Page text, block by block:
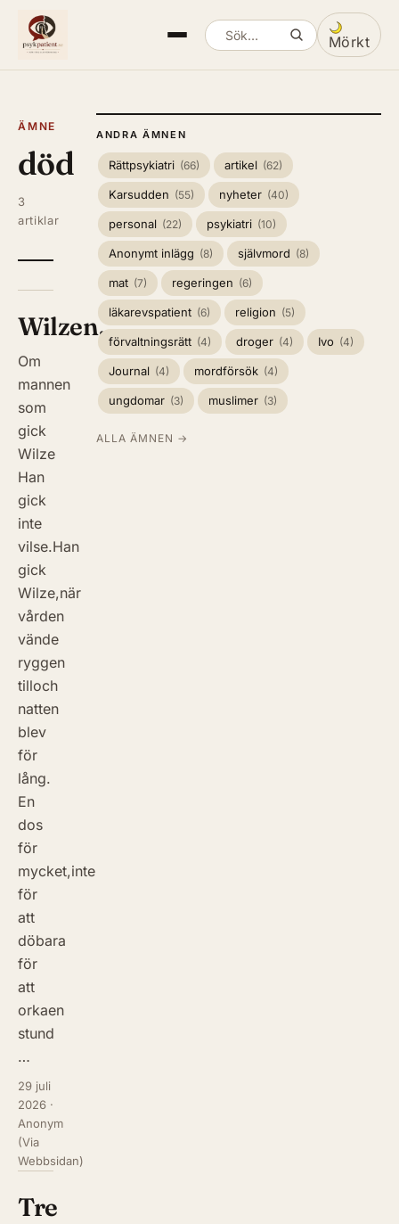
Sök artiklar Mörkt
Växla
ÄMNE
död
3
artiklar
Wilzen…
Om
mannen
som
gick
Wilze
Han
gick
inte
vilse.Han
gick
Wilze,när
vården
vände
ryggen
tilloch
natten
blev
för
lång.
En
dos
för
mycket,inte
för
att
döbara
för
att
orkaen
stund
…
29 juli
2026 ·
Anonym
(Via
Webbsidan)
Tre
ANDRA ÄMNEN
Rättpsykiatri (66) artikel (62)
Karsudden (55) nyheter (40)
personal (22) psykiatri (10)
Anonymt inlägg (8) självmord (8)
mat (7) regeringen (6)
läkarevspatient (6) religion (5)
förvaltningsrätt (4) droger (4) Ivo (4)
Journal (4) mordförsök (4)
ungdomar (3) muslimer (3)
ALLA ÄMNEN →